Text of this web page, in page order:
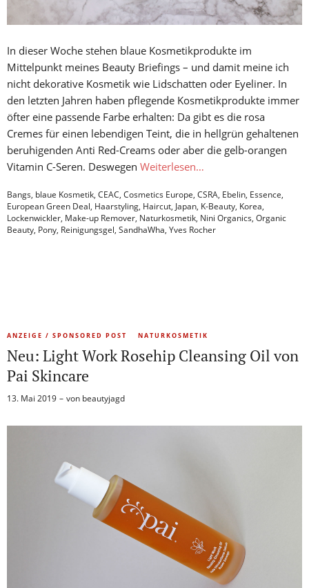
In dieser Woche stehen blaue Kosmetikprodukte im
Mittelpunkt meines Beauty Briefings – und damit meine ich
nicht dekorative Kosmetik wie Lidschatten oder Eyeliner. In
den letzten Jahren haben pflegende Kosmetikprodukte immer
öfter eine passende Farbe erhalten: Da gibt es die rosa
Cremes für einen lebendigen Teint, die in hellgrün gehaltenen
beruhigenden Anti Red-Creams oder aber die gelb-orangen
Vitamin C-Seren. Deswegen Weiterlesen…
Bangs, blaue Kosmetik, CEAC, Cosmetics Europe, CSRA, Ebelin, Essence,
European Green Deal, Haarstyling, Haircut, Japan, K-Beauty, Korea,
Lockenwickler, Make-up Remover, Naturkosmetik, Nini Organics, Organic
Beauty, Pony, Reinigungsgel, SandhaWha, Yves Rocher
ANZEIGE / SPONSORED POST NATURKOSMETIK
Neu: Light Work Rosehip Cleansing Oil von
Pai Skincare
13. Mai 2019 von beautyjagd